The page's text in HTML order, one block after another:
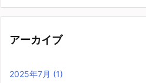
アーカイブ
2025年7月 (1)